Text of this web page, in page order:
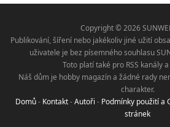
Copyright © 2026
Publikování, šíření nebo jakékoliv jiné užití
uživatele je bez písemného souhlasu
Toto platí také pro RSS kanály
Náš dům je hobby magazín a žádné rady
charakter.
Domů- Kontakt-Autoři - Podmínky použití a
stránek